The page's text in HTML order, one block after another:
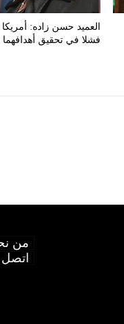
العميد حسن زاده: أمريكا
فشلا في تحقيق أهدافهما
من
اتصل